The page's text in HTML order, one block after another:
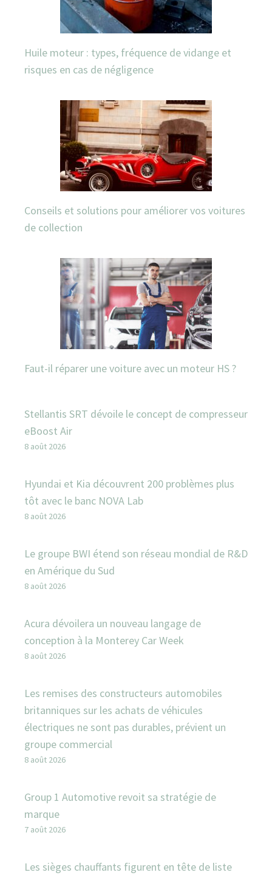
Huile moteur : types, fréquence de vidange et
risques en cas de négligence
Conseils et solutions pour améliorer vos voitures
de collection
Faut-il réparer une voiture avec un moteur HS ?
Stellantis SRT dévoile le concept de compresseur
eBoost Air
8 août 2026
Hyundai et Kia découvrent 200 problèmes plus
tôt avec le banc NOVA Lab
8 août 2026
Le groupe BWI étend son réseau mondial de R&D
en Amérique du Sud
8 août 2026
Acura dévoilera un nouveau langage de
conception à la Monterey Car Week
8 août 2026
Les remises des constructeurs automobiles
britanniques sur les achats de véhicules
électriques ne sont pas durables, prévient un
groupe commercial
8 août 2026
Group 1 Automotive revoit sa stratégie de
marque
7 août 2026
Les sièges chauffants figurent en tête de liste